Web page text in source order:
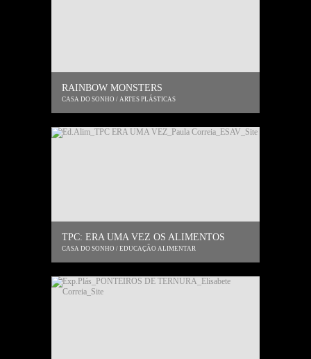
RAINBOW MONSTERS
CASA DO SONHO / ARTES PLÁSTICAS
TPC: ERA UMA VEZ OS ALIMENTOS
CASA DO SONHO / EDUCAÇÃO ALIMENTAR